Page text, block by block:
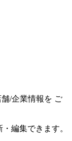
舗/企業情報を ご
編集できます。